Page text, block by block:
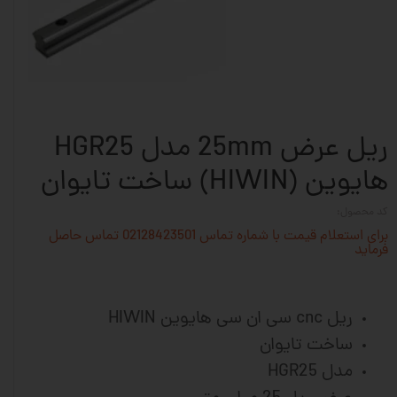
ریل عرض 25mm مدل HGR25
هایوین (HIWIN) ساخت تایوان
برای استعلام قیمت با شماره تماس 02128423501 تماس حاصل
فرماید
ریل cnc سی ان سی هایوین HIWIN
ساخت تایوان
مدل HGR25